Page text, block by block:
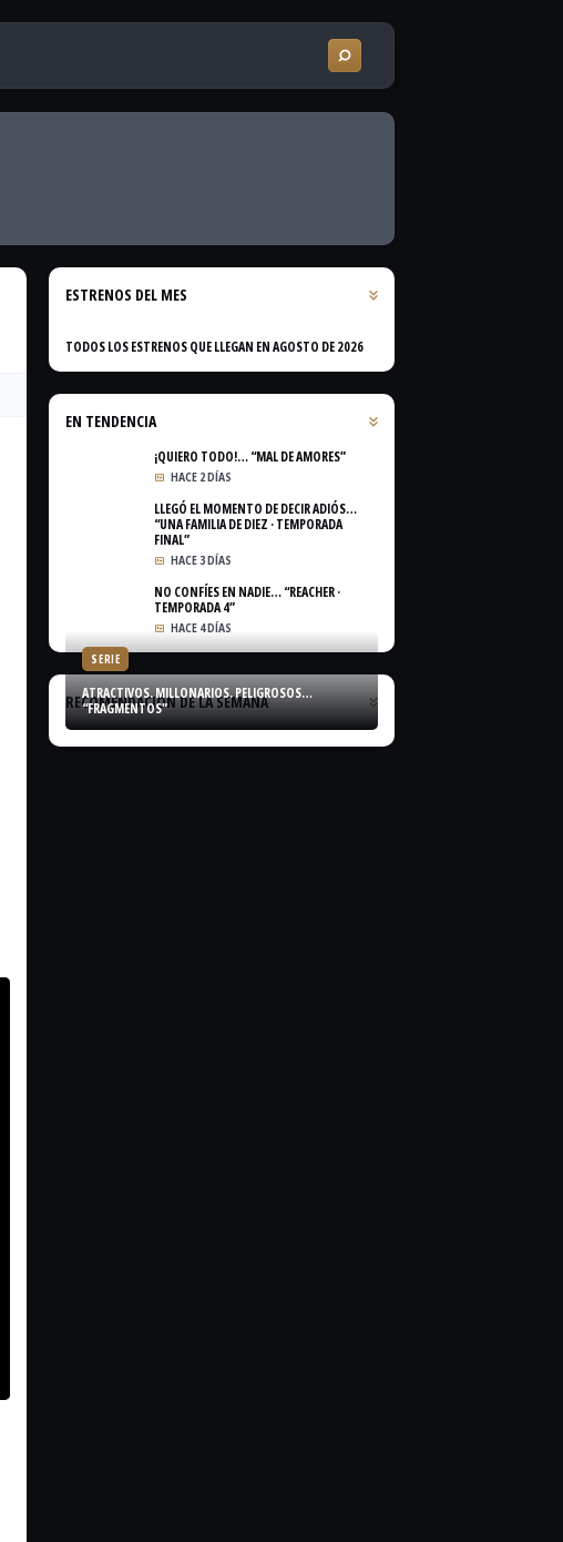
ESTRENOS DEL MES
TODOS LOS ESTRENOS QUE LLEGAN EN AGOSTO DE 2026
EN TENDENCIA
¡QUIERO TODO!… “MAL DE AMORES”
HACE 2 DÍAS
LLEGÓ EL MOMENTO DE DECIR ADIÓS…
“UNA FAMILIA DE DIEZ · TEMPORADA
FINAL”
HACE 3 DÍAS
NO CONFÍES EN NADIE… “REACHER ·
TEMPORADA 4”
HACE 4 DÍAS
RECOMENDACIÓN DE LA SEMANA
SERIE
ATRACTIVOS. MILLONARIOS. PELIGROSOS…
“FRAGMENTOS”